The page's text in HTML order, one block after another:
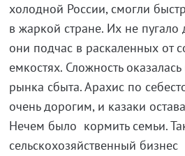
холодной России, смогли
в жаркой стране. Их не пугало
они подчас в раскаленных от
емкостях. Сложность
рынка сбыта. Арахис по
очень дорогим, и казаки
Нечем было кормить семьи.
сельскохозяйственный